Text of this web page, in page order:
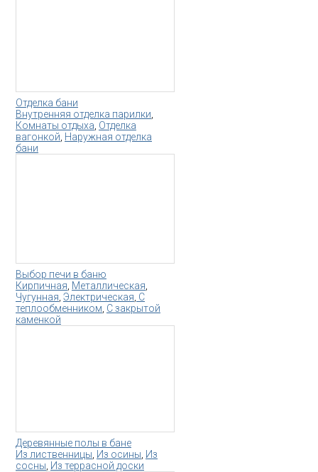
Отделка бани
Внутренняя отделка парилки
Комнаты отдыха Отделка
вагонкой Наружная отделка
бани
Выбор печи в баню
Кирпичная Металлическая
Чугунная Электрическая С
теплообменником С закрытой
каменкой
Деревянные полы в бане
Из лиственницы Из осины Из
сосны Из террасной доски